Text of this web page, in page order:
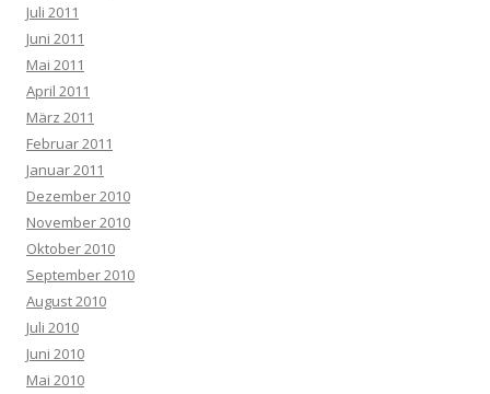
Juli 2011
Juni 2011
Mai 2011
April 2011
März 2011
Februar 2011
Januar 2011
Dezember 2010
November 2010
Oktober 2010
September 2010
August 2010
Juli 2010
Juni 2010
Mai 2010